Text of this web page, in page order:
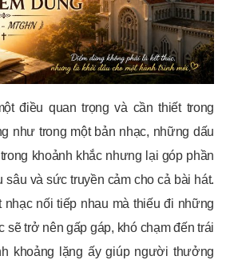
điều quan trọng và cần thiết trong
như trong một bản nhạc, những dấu
khoảnh khắc nhưng lại góp phần
sâu và sức truyền cảm cho cả bài hát.
nhạc nối tiếp nhau mà thiếu đi những
sẽ trở nên gấp gáp, khó chạm đến trái
khoảng lặng ấy giúp người thưởng